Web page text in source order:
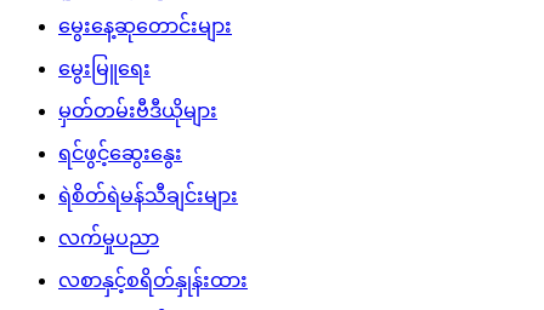
မွေးနေ့ဆုတောင်းများ
မွေးမြူရေး
မှတ်တမ်းဗီဒီယိုများ
ရင်ဖွင့်ဆွေးနွေး
ရဲစိတ်ရဲမန်သီချင်းများ
လက်မှုပညာ
လစာနှင့်စရိတ်နှုန်းထား